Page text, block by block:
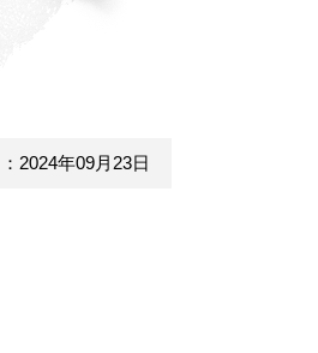
2024年09月23日